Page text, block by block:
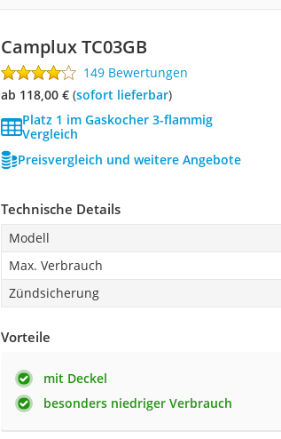
Camplux TC03GB
149 Bewertungen
ab 118,00 €( Sofort lieferbar)
Platz 1 im Gaskocher 3-flammig
Vergleich
Preisvergleich und weitere Angebote
Technische Details
Modell
Max. Verbrauch
Zündsicherung
Vorteile
mit Deckel
besonders niedriger Verbrauch